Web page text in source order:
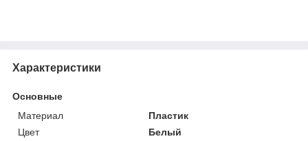
Характеристики
Основные
Материал
Пластик
Цвет
Белый